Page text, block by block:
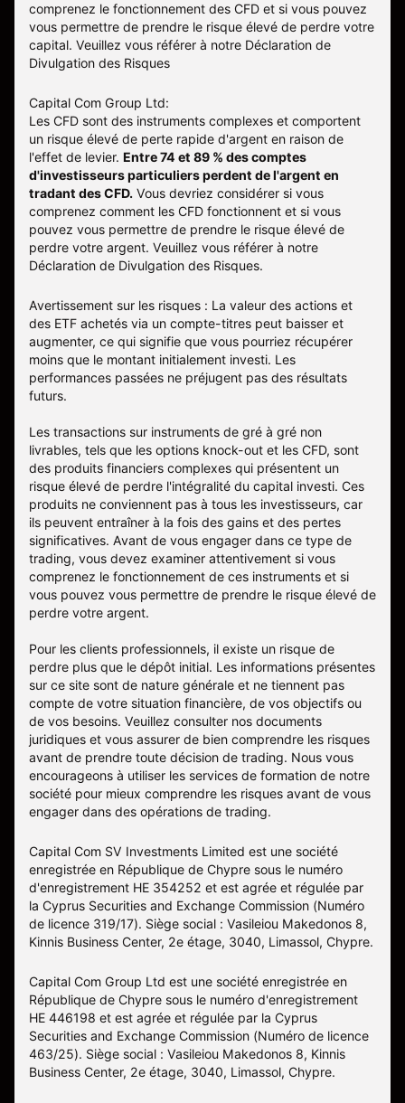
comprenez le fonctionnement des CFD et si vous pouvez
vous permettre de prendre le risque élevé de perdre votre
capital. Veuillez vous référer à notre Déclaration de
Divulgation des Risques
Capital Com Group Ltd:
Les CFD sont des instruments complexes et comportent
un risque élevé de perte rapide d'argent en raison de
l'effet de levier. Entre 74 et 89 % des comptes
d'investisseurs particuliers perdent de l'argent en
tradant des CFD. Vous devriez considérer si vous
comprenez comment les CFD fonctionnent et si vous
pouvez vous permettre de prendre le risque élevé de
perdre votre argent. Veuillez vous référer à notre
Déclaration de Divulgation des Risques.
Avertissement sur les risques : La valeur des actions et
des ETF achetés via un compte-titres peut baisser et
augmenter, ce qui signifie que vous pourriez récupérer
moins que le montant initialement investi. Les
performances passées ne préjugent pas des résultats
futurs.
Les transactions sur instruments de gré à gré non
livrables, tels que les options knock-out et les CFD, sont
des produits financiers complexes qui présentent un
risque élevé de perdre l'intégralité du capital investi. Ces
produits ne conviennent pas à tous les investisseurs, car
ils peuvent entraîner à la fois des gains et des pertes
significatives. Avant de vous engager dans ce type de
trading, vous devez examiner attentivement si vous
comprenez le fonctionnement de ces instruments et si
vous pouvez vous permettre de prendre le risque élevé de
perdre votre argent.
Pour les clients professionnels, il existe un risque de
perdre plus que le dépôt initial. Les informations présentes
sur ce site sont de nature générale et ne tiennent pas
compte de votre situation financière, de vos objectifs ou
de vos besoins. Veuillez consulter nos documents
juridiques et vous assurer de bien comprendre les risques
avant de prendre toute décision de trading. Nous vous
encourageons à utiliser les services de formation de notre
société pour mieux comprendre les risques avant de vous
engager dans des opérations de trading.
Capital Com SV Investments Limited est une société
enregistrée en République de Chypre sous le numéro
d'enregistrement HE 354252 et est agrée et régulée par
la Cyprus Securities and Exchange Commission (Numéro
de licence 319/17). Siège social : Vasileiou Makedonos 8,
Kinnis Business Center, 2e étage, 3040, Limassol, Chypre.
Capital Com Group Ltd est une société enregistrée en
République de Chypre sous le numéro d'enregistrement
ΗΕ 446198 et est agrée et régulée par la Cyprus
Securities and Exchange Commission (Numéro de licence
463/25). Siège social : Vasileiou Makedonos 8, Kinnis
Business Center, 2e étage, 3040, Limassol, Chypre.